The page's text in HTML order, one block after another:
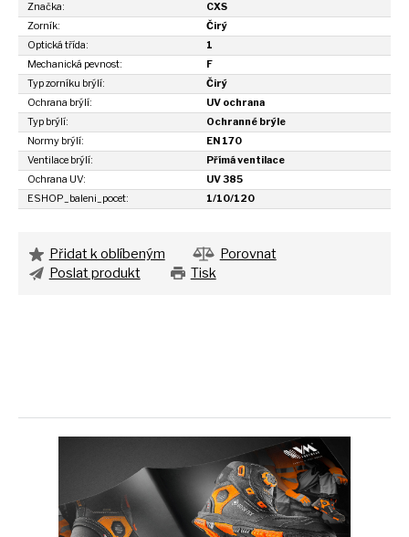
Značka:
CXS
Zorník:
Čirý
Optická třída:
1
Mechanická pevnost:
F
Typ zorníku brýlí:
Čirý
Ochrana brýlí:
UV ochrana
Typ brýlí:
Ochranné brýle
Normy brýlí:
EN 170
Ventilace brýlí:
Přímá ventilace
Ochrana UV:
UV 385
ESHOP_baleni_pocet:
1/10/120
Přidat k oblíbeným
Porovnat
Poslat produkt
Tisk